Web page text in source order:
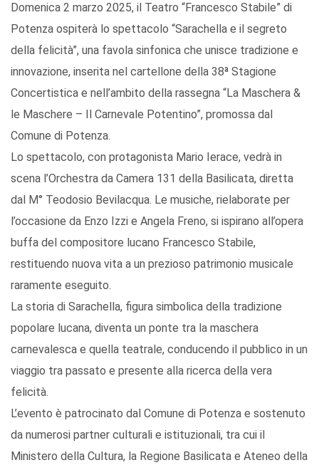
Domenica 2 marzo 2025, il Teatro “Francesco Stabile” di
Potenza ospiterà lo spettacolo “Sarachella e il segreto
della felicità”, una favola sinfonica che unisce tradizione e
innovazione, inserita nel cartellone della 38ª Stagione
Concertistica e nell’ambito della rassegna “La Maschera &
le Maschere – Il Carnevale Potentino”, promossa dal
Comune di Potenza.
Lo spettacolo, con protagonista Mario Ierace, vedrà in
scena l’Orchestra da Camera 131 della Basilicata, diretta
dal M° Teodosio Bevilacqua. Le musiche, rielaborate per
l’occasione da Enzo Izzi e Angela Freno, si ispirano all’opera
buffa del compositore lucano Francesco Stabile,
restituendo nuova vita a un prezioso patrimonio musicale
raramente eseguito.
La storia di Sarachella, figura simbolica della tradizione
popolare lucana, diventa un ponte tra la maschera
carnevalesca e quella teatrale, conducendo il pubblico in un
viaggio tra passato e presente alla ricerca della vera
felicità.
L’evento è patrocinato dal Comune di Potenza e sostenuto
da numerosi partner culturali e istituzionali, tra cui il
Ministero della Cultura, la Regione Basilicata e Ateneo della